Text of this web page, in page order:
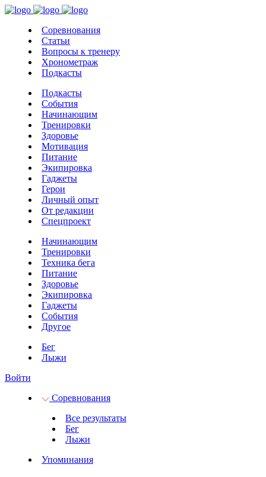
Соревнования
Статьи
Вопросы к тренеру
Хронометраж
Подкасты
Подкасты
События
Начинающим
Тренировки
Здоровье
Мотивация
Питание
Экипировка
Гаджеты
Герои
Личный опыт
От редакции
Спецпроект
Начинающим
Тренировки
Техника бега
Питание
Здоровье
Экипировка
Гаджеты
События
Другое
Бег
Лыжи
Войти
Соревнования
Все результаты
Бег
Лыжи
Упоминания